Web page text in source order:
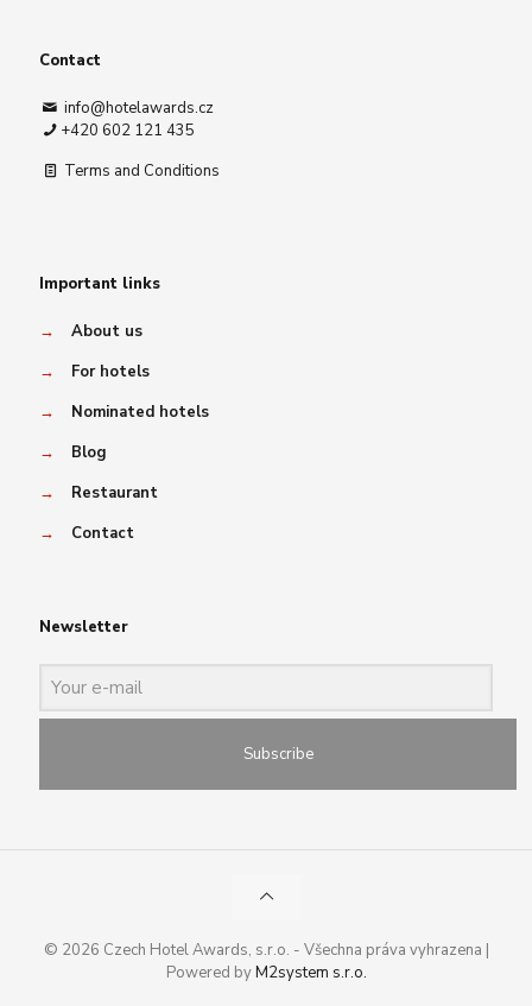
Contact
info@hotelawards.cz
+420 602 121 435
Terms and Conditions
Important links
→
About us
→
For hotels
→
Nominated hotels
→
Blog
→
Restaurant
→
Contact
Newsletter
Subscribe
© 2026 Czech Hotel Awards, s.r.o. - Všechna práva vyhrazena |
Powered byM2system s.r.o.